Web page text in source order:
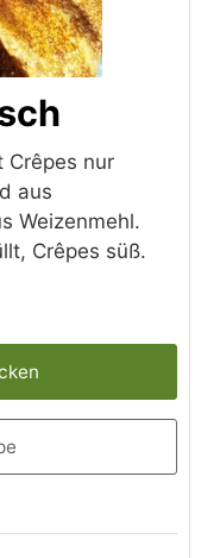
Crêpes nur
aus
Weizenmehl.
Crêpes süß.